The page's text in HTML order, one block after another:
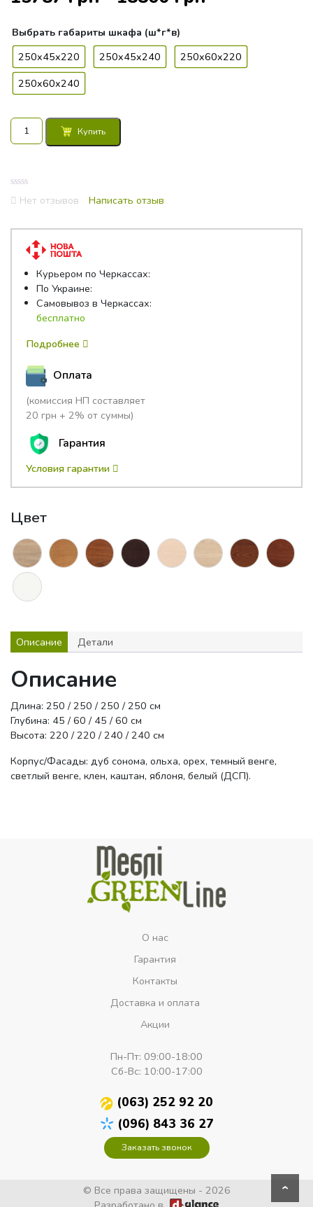
Выбрать габариты шкафа (ш*г*в)
250x45x220
250x45x240
250x60x220
250x60x240
Количество
товара
Альфа
250
(полки
ниша
полки)
Купить
0
outНет отзывов Написать отзыв
Курьером по Черкассах:
По Украине:
Самовывоз в Черкассах:
бесплатно
Подробнее
Оплата
(комиссия НП составляет
20 грн + 2% от суммы)
Гарантия
Условия гарантии
Цвет
Описание Детали
Описание
Длина: 250 / 250 / 250 / 250 см
Глубина: 45 / 60 / 45 / 60 см
Высота: 220 / 220 / 240 / 240 см
Корпус/Фасады: дуб сонома, ольха, орех, темный венге,
светлый венге, клен, каштан, яблоня, белый (ДСП).
О нас
Гарантия
Контакты
Доставка и оплата
Акции
Пн-Пт: 09:00-18:00
Сб-Вс: 10:00-17:00
(063) 252 92 20
(096) 843 36 27
Заказать звонок
© Все права защищены - 2026
›